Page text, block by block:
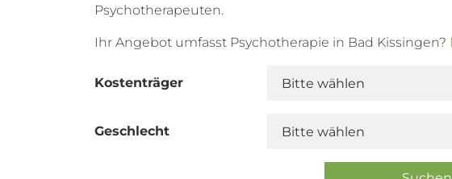
Psychotherapeuten.
Ihr Angebot umfasst Psychotherapie in Bad Kissingen?
Kostenträger
Geschlecht